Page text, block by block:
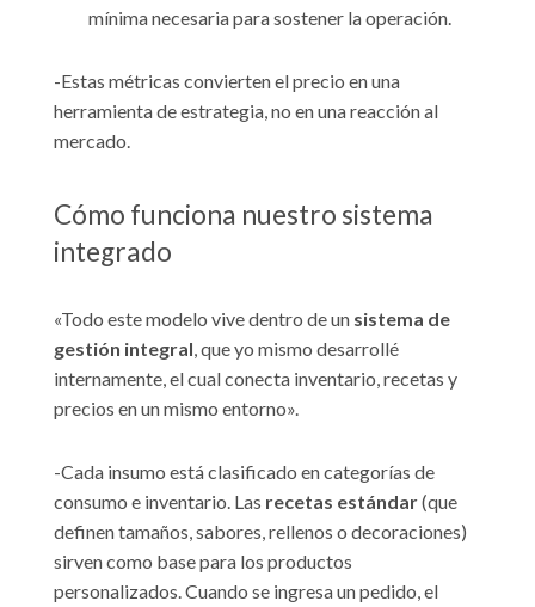
mínima necesaria para sostener la operación.
-Estas métricas convierten el precio en una
herramienta de estrategia, no en una reacción al
mercado.
Cómo funciona nuestro sistema
integrado
«Todo este modelo vive dentro de un sistema de
gestión integral, que yo mismo desarrollé
internamente, el cual conecta inventario, recetas y
precios en un mismo entorno».
-Cada insumo está clasificado en categorías de
consumo e inventario. Las recetas estándar(que
definen tamaños, sabores, rellenos o decoraciones)
sirven como base para los productos
personalizados. Cuando se ingresa un pedido, el